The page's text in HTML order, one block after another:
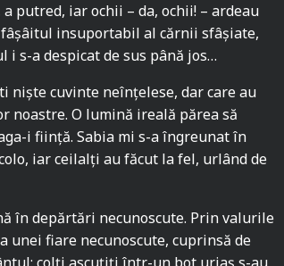
putred, iar ochii – da, ochii! – ardeau
fâșâitul insuportabil al cărnii sfâșiate,
s-a despicat de sus până jos…
niște cuvinte neînțelese, dar care au
noastre. O lumină ireală părea să
i ființă. Sabia mi s-a îngreunat în
iar ceilalți au făcut la fel, urlând de
în depărtări necunoscute. Prin valurile
unei fiare necunoscute, cuprinsă de